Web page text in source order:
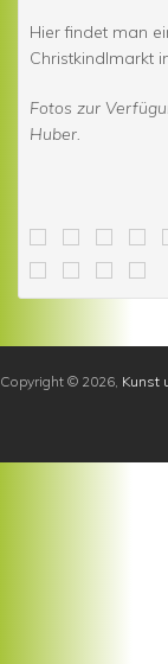
Hier findet man
Christkindlmarkt
Fotos zur
Huber.
Copyright © 2026, Kunst